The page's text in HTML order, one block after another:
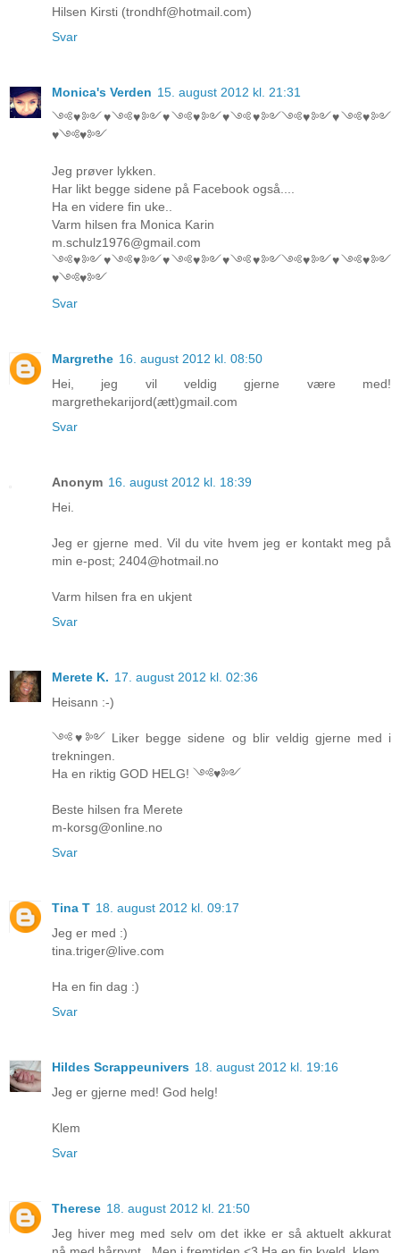
Hilsen Kirsti (trondhf@hotmail.com)
Svar
Monica's Verden 15. august 2012 kl. 21:31
༺♥༻♥༺♥༻♥༺♥༻♥༺♥༻༺♥༻♥༺♥༻
♥༺♥༻
Jeg prøver lykken.
Har likt begge sidene på Facebook også....
Ha en videre fin uke..
Varm hilsen fra Monica Karin
m.schulz1976@gmail.com
༺♥༻♥༺♥༻♥༺♥༻♥༺♥༻༺♥༻♥༺♥༻
♥༺♥༻
Svar
Margrethe 16. august 2012 kl. 08:50
Hei, jeg vil veldig gjerne være med!
margrethekarijord(ætt)gmail.com
Svar
Anonym 16. august 2012 kl. 18:39
Hei.
Jeg er gjerne med. Vil du vite hvem jeg er kontakt meg på
min e-post; 2404@hotmail.no
Varm hilsen fra en ukjent
Svar
Merete K. 17. august 2012 kl. 02:36
Heisann :-)
༺♥༻ Liker begge sidene og blir veldig gjerne med i
trekningen.
Ha en riktig GOD HELG! ༺♥༻
Beste hilsen fra Merete
m-korsg@online.no
Svar
Tina T 18. august 2012 kl. 09:17
Jeg er med :)
tina.triger@live.com
Ha en fin dag :)
Svar
Hildes Scrappeunivers 18. august 2012 kl. 19:16
Jeg er gjerne med! God helg!
Klem
Svar
Therese 18. august 2012 kl. 21:50
Jeg hiver meg med selv om det ikke er så aktuelt akkurat